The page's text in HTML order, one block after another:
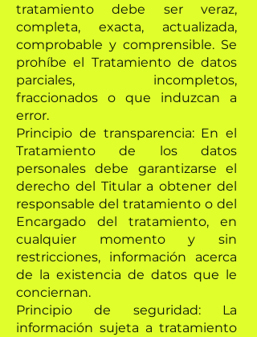
tratamiento debe ser veraz,
completa, exacta, actualizada,
comprobable y comprensible. Se
prohíbe el Tratamiento de datos
parciales, incompletos,
fraccionados o que induzcan a
error.
Principio de transparencia: En el
Tratamiento de los datos
personales debe garantizarse el
derecho del Titular a obtener del
responsable del tratamiento o del
Encargado del tratamiento, en
cualquier momento y sin
restricciones, información acerca
de la existencia de datos que le
conciernan.
Principio de seguridad: La
información sujeta a tratamiento